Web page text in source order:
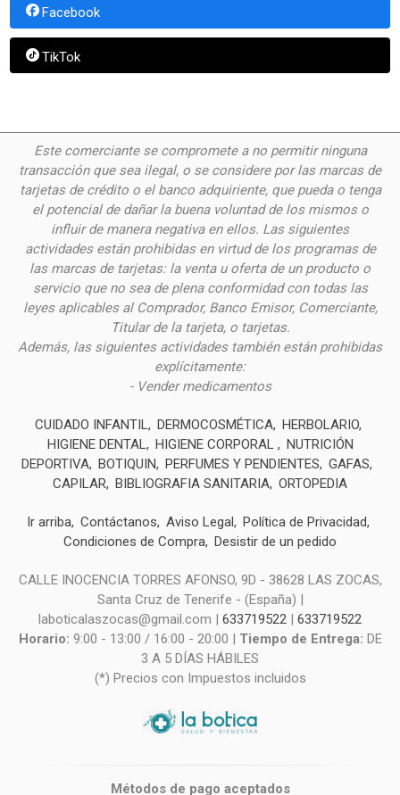
Facebook
TikTok
Este comerciante se compromete a no permitir ninguna
transacción que sea ilegal, o se considere por las marcas de
tarjetas de crédito o el banco adquiriente, que pueda o tenga
el potencial de dañar la buena voluntad de los mismos o
influir de manera negativa en ellos. Las siguientes
actividades están prohibidas en virtud de los programas de
las marcas de tarjetas: la venta u oferta de un producto o
servicio que no sea de plena conformidad con todas las
leyes aplicables al Comprador, Banco Emisor, Comerciante,
Titular de la tarjeta, o tarjetas.
Además, las siguientes actividades también están prohibidas
explícitamente:
- Vender medicamentos
CUIDADO INFANTIL DERMOCOSMÉTICA HERBOLARIO
HIGIENE DENTAL HIGIENE CORPORAL
NUTRICIÓN
DEPORTIVA BOTIQUIN PERFUMES Y PENDIENTES
GAFAS
CAPILAR BIBLIOGRAFIA SANITARIA ORTOPEDIA
Ir arriba Contáctanos Aviso Legal
Política de Privacidad
Condiciones de Compra Desistir de un pedido
CALLE INOCENCIA TORRES AFONSO, 9D - 38628 LAS ZOCAS,
Santa Cruz de Tenerife - (España) |
laboticalaszocas@gmail.com | 633719522 | 633719522
Horario: 9:00 - 13:00 / 16:00 - 20:00 | Tiempo de Entrega: DE
3 A 5 DÍAS HÁBILES
(*) Precios con Impuestos incluidos
Métodos de pago aceptados